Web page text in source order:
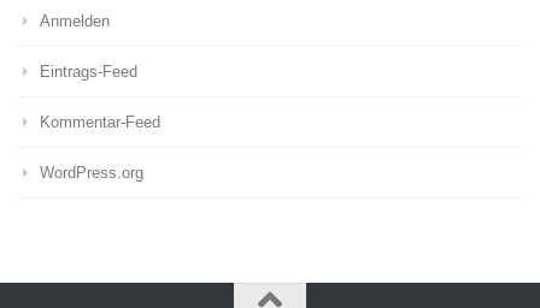
Anmelden
Eintrags-Feed
Kommentar-Feed
WordPress.org